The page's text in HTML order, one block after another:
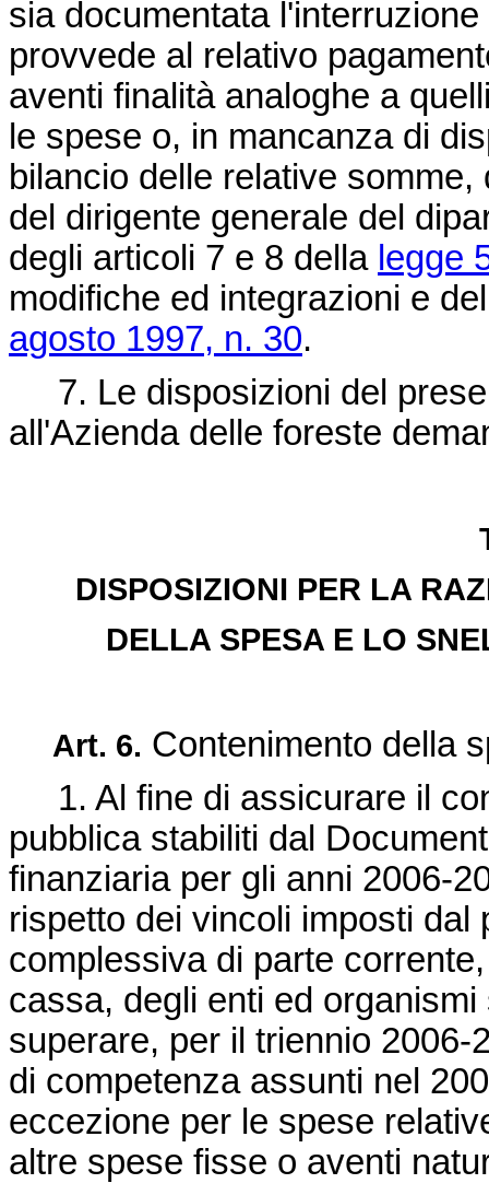
sia documentata
provvede al relativo
aventi finalità analoghe a
le spese o, in mancanza di
bilancio delle relative
del dirigente generale del
degli articoli 7 e 8 della legge
modifiche ed integrazioni e
agosto 1997, n. 30.
7. Le disposizioni del
all'Azienda delle foreste
DISPOSIZIONI PER LA
DELLA SPESA E LO
Art. 6. Contenimento della
1. Al fine di assicurare il
pubblica stabiliti dal
finanziaria per gli anni 2006-
rispetto dei vincoli imposti
complessiva di parte
cassa, degli enti ed
superare, per il triennio
di competenza assunti nel
eccezione per le spese
altre spese fisse o aventi